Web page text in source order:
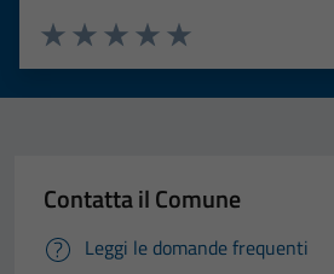
Valuta 5 stelle su 5
Valuta 4 stelle su 5
Valuta 3 stelle su 5
Valuta 2 stelle su 5
Valuta 1 stelle su 5
Contatta il Comune
Leggi le domande frequenti